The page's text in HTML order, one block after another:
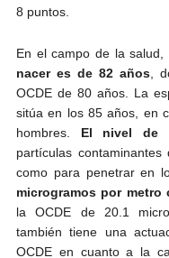
8 puntos.
En el campo de la salud,
nacer es de 82 años,
OCDE de 80 años. La
sitúa en los 85 años, en
hombres. El nivel de
partículas
como para penetrar en
microgramos por metro
la OCDE de 20.1
también tiene una
OCDE en cuanto a la